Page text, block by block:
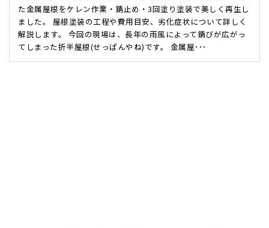
た金属屋根をケレン作業・錆止め・3回塗り塗装で美しく再生し
ました。 屋根塗装の工程や費用目安、劣化症状について詳しく
解説します。 今回の現場は、長年の雨風によって錆びが広がっ
てしまった折半屋根(せっぱんやね)です。 金属屋･･･